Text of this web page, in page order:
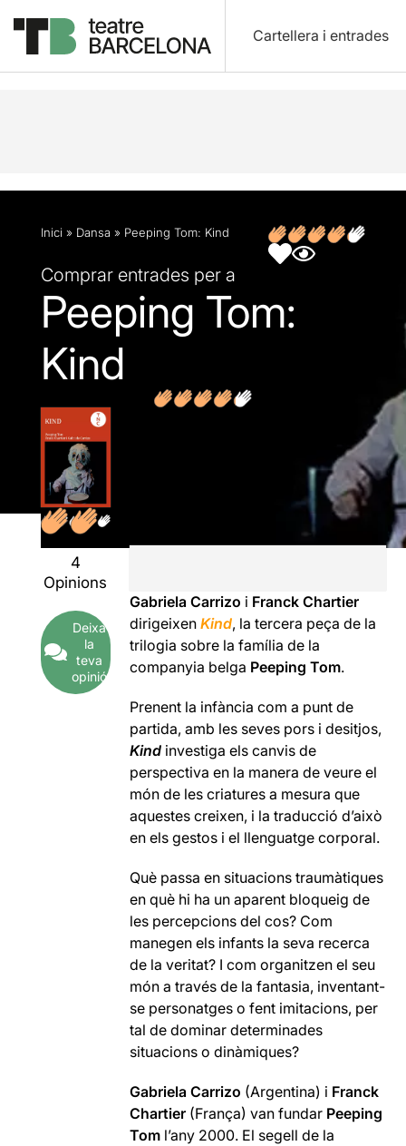
Cartellera i entrades
Descripció Fitxa artística Fotos i vídeos
Inici » Dansa » Peeping Tom: Kind
Comprar entrades per a
Peeping Tom:
Kind
4
Opinions
Deixa
la
teva
opinió
Gabriela Carrizo i Franck Chartier
dirigeixenKind, la tercera peça de la
trilogia sobre la família de la
companyia belga Peeping Tom.
Prenent la infància com a punt de
partida, amb les seves pors i desitjos,
Kind investiga els canvis de
perspectiva en la manera de veure el
món de les criatures a mesura que
aquestes creixen, i la traducció d’això
en els gestos i el llenguatge corporal.
Què passa en situacions traumàtiques
en què hi ha un aparent bloqueig de
les percepcions del cos? Com
manegen els infants la seva recerca
de la veritat? I com organitzen el seu
món a través de la fantasia, inventant-
se personatges o fent imitacions, per
tal de dominar determinades
situacions o dinàmiques?
Gabriela Carrizo (Argentina) i Franck
Chartier (França) van fundar Peeping
Tom l’any 2000. El segell de la